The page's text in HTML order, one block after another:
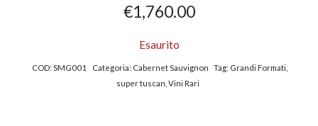
€1,760.00
Esaurito
COD:SMG001 Categoria: Cabernet Sauvignon Tag: Grandi Formati
super tuscan ,Vini Rari